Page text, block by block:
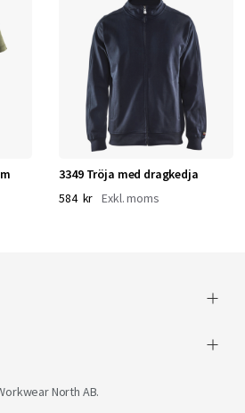
3349 Tröja med dragkedja
584 kr
North AB.